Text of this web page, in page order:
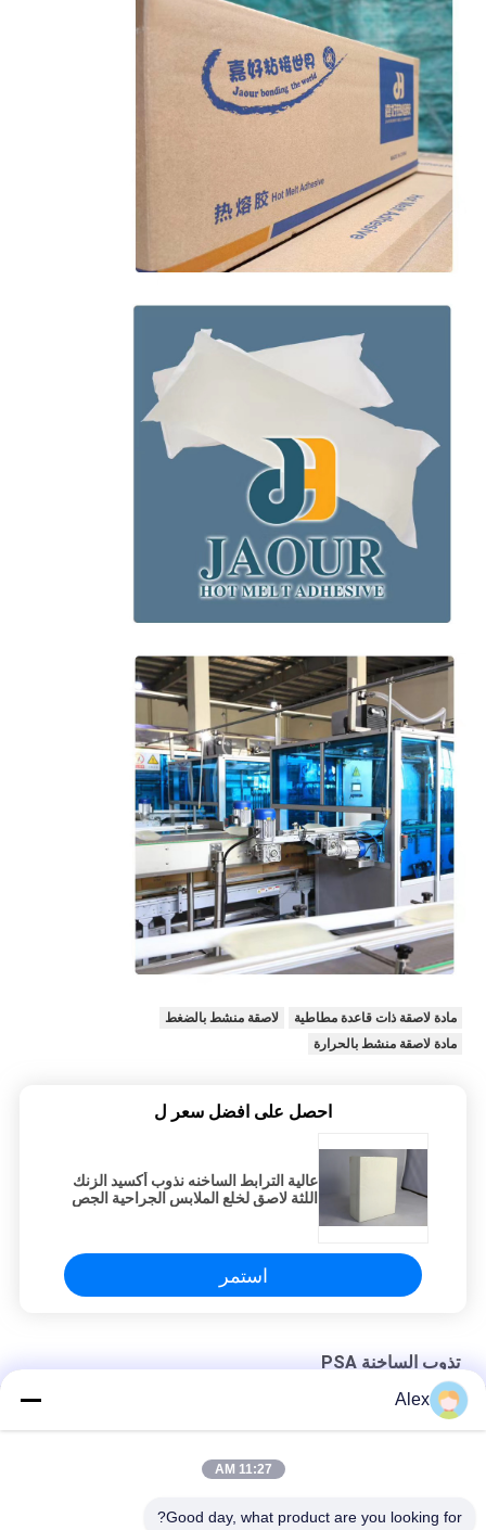
مادة لاصقة ذات قاعدة مطاطية
لاصقة منشط بالضغط
مادة لاصقة منشط بالحرارة
احصل على افضل سعر ل
عالية الترابط الساخنه نذوب أكسيد الزنك
اللثة لاصق لخلع الملابس الجراحية الجص
استمر
تذوب الساخنة PSA
ضوء أصفر حار تذوب PSA لتضميد الجص الطبي الجراحي
Alex
11:27 AM
Good day, what product are you looking for?